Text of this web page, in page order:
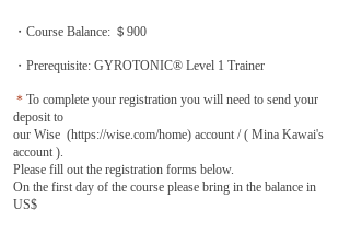
・Course Balance: ＄900
・Prerequisite: GYROTONIC® Level 1 Trainer
＊ To complete your registration you will need to send your
deposit to
our Wise (https://wise.com/home) account / ( Mina Kawai's
account ).
Please fill out the registration forms below.
On the first day of the course please bring in the balance in
US$